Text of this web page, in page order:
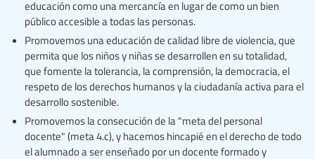
educación como una mercancía en lugar de como un bien
público accesible a todas las personas.
Promovemos una educación de calidad libre de violencia, que
permita que los niños y niñas se desarrollen en su totalidad,
que fomente la tolerancia, la comprensión, la democracia, el
respeto de los derechos humanos y la ciudadanía activa para el
desarrollo sostenible.
Promovemos la consecución de la "meta del personal
docente" (meta 4.c), y hacemos hincapié en el derecho de todo
el alumnado a ser enseñado por un docente formado y